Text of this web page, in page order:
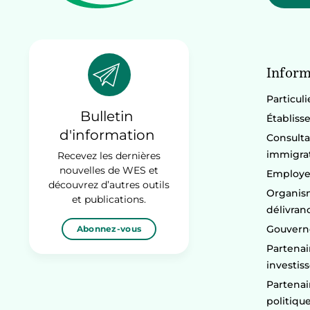
Bulletin
d'information
Recevez les dernières
nouvelles de WES et
découvrez d’autres outils
et publications.
Abonnez-vous